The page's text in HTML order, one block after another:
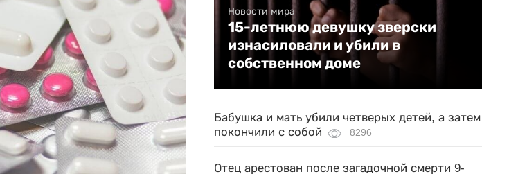
Новости мира
15-летнюю девушку зверски
изнасиловали и убили в
собственном доме
Бабушка и мать убили четверых детей, а затем
покончили с собой
8296
Отец арестован после загадочной смерти 9-